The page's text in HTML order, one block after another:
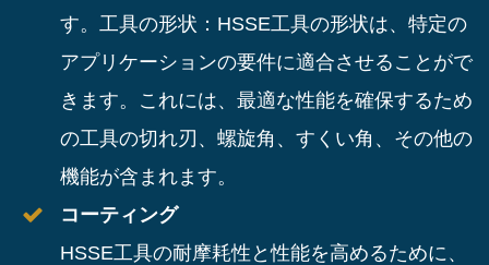
す。工具の形状：HSSE工具の形状は、特定の
アプリケーションの要件に適合させることがで
きます。これには、最適な性能を確保するため
の工具の切れ刃、螺旋角、すくい角、その他の
機能が含まれます。
コーティング
HSSE工具の耐摩耗性と性能を高めるために、